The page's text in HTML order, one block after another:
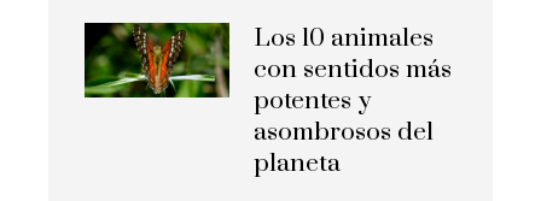
Los 10 animales
con sentidos más
potentes y
asombrosos del
planeta